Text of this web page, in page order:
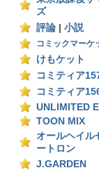
ズ
評論
小説
コミックマーケ
けもケット
コミティア
コミティア
UNLIMITED
TOON MIX
オールヘイル
ートロン
J.GARDEN